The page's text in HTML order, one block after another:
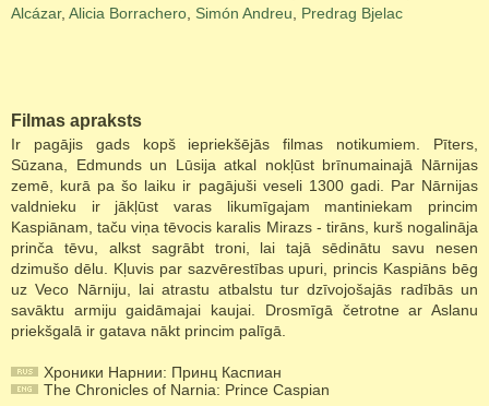
Alcázar, Alicia Borrachero Simón Andreu Predrag Bjelac
Filmas apraksts
Ir pagājis gads kopš iepriekšējās filmas notikumiem. Pīters,
Sūzana, Edmunds un Lūsija atkal nokļūst brīnumainajā Nārnijas
zemē, kurā pa šo laiku ir pagājuši veseli 1300 gadi. Par Nārnijas
valdnieku ir jākļūst varas likumīgajam mantiniekam princim
Kaspiānam, taču viņa tēvocis karalis Mirazs - tirāns, kurš nogalināja
prinča tēvu, alkst sagrābt troni, lai tajā sēdinātu savu nesen
dzimušo dēlu. Kļuvis par sazvērestības upuri, princis Kaspiāns bēg
uz Veco Nārniju, lai atrastu atbalstu tur dzīvojošajās radībās un
savāktu armiju gaidāmajai kaujai. Drosmīgā četrotne ar Aslanu
priekšgalā ir gatava nākt princim palīgā.
Хроники Нарнии: Принц Каспиан
The Chronicles of Narnia: Prince Caspian